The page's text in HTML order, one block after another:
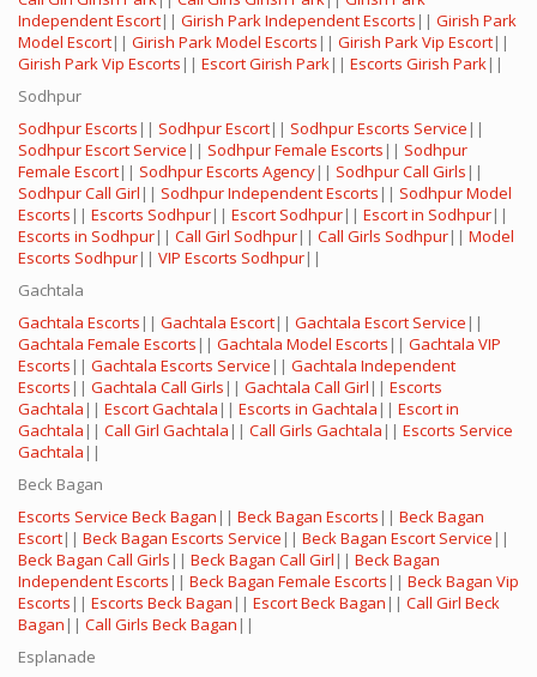
Independent Escort|| Girish Park Independent Escorts || Girish Park
Model Escort|| Girish Park Model Escorts || Girish Park Vip Escort||
Girish Park Vip Escorts || Escort Girish Park|| Escorts Girish Park||
Sodhpur
Sodhpur Escorts || Sodhpur Escort|| Sodhpur Escorts Service ||
Sodhpur Escort Service || Sodhpur Female Escorts || Sodhpur
Female Escort|| Sodhpur Escorts Agency|| Sodhpur Call Girls ||
Sodhpur Call Girl || Sodhpur Independent Escorts || Sodhpur Model
Escorts || Escorts Sodhpur|| Escort Sodhpur|| Escort in Sodhpur||
Escorts in Sodhpur|| Call Girl Sodhpur|| Call Girls Sodhpur|| Model
Escorts Sodhpur|| VIP Escorts Sodhpur||
Gachtala
Gachtala Escorts || Gachtala Escort|| Gachtala Escort Service ||
Gachtala Female Escorts || Gachtala Model Escorts || Gachtala VIP
Escorts || Gachtala Escorts Service || Gachtala Independent
Escorts || Gachtala Call Girls || Gachtala Call Girl || Escorts
Gachtala || Escort Gachtala || Escorts in Gachtala || Escort in
Gachtala || Call Girl Gachtala || Call Girls Gachtala || Escorts Service
Gachtala ||
Beck Bagan
Escorts Service Beck Bagan || Beck Bagan Escorts || Beck Bagan
Escort|| Beck Bagan Escorts Service || Beck Bagan Escort Service ||
Beck Bagan Call Girls || Beck Bagan Call Girl || Beck Bagan
Independent Escorts || Beck Bagan Female Escorts || Beck Bagan Vip
Escorts || Escorts Beck Bagan || Escort Beck Bagan || Call Girl Beck
Bagan || Call Girls Beck Bagan ||
Esplanade